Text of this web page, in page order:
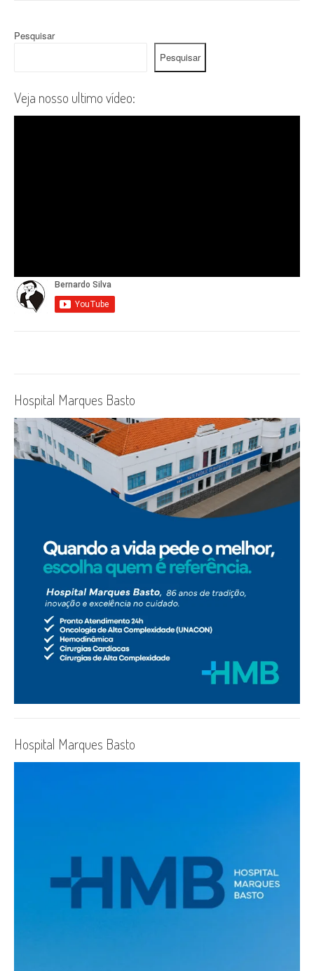
Pesquisar
Pesquisar
Veja nosso ultimo vídeo:
Hospital Marques Basto
Hospital Marques Basto